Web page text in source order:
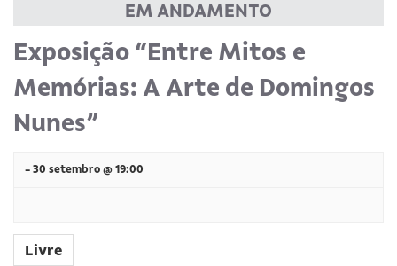
Fale conosco
PT EN ES
visuais
de
Eventos
EM ANDAMENTO
Exposição “Entre Mitos e
Memórias: A Arte de Domingos
Nunes”
- 30 setembro @ 19:00
Livre